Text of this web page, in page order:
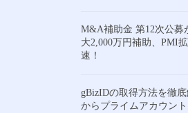
M&A補助金 第12次公募
大2,000万円補助、PMI
速！
gBizIDの取得方法を徹
からプライムアカウン